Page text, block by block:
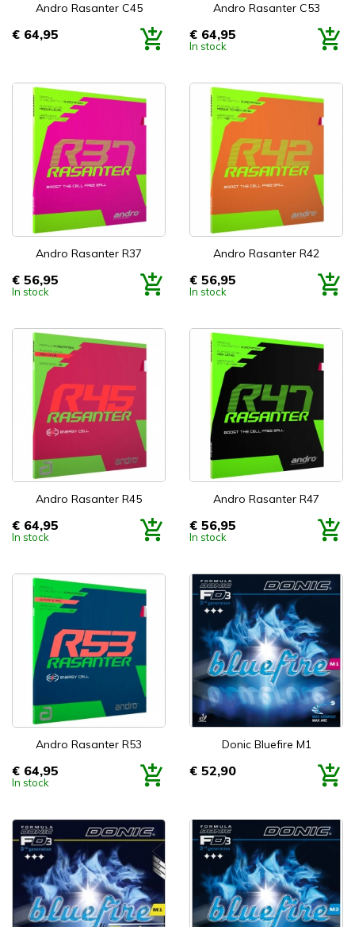
Andro Rasanter C45
Prijs
€ 64,95
Andro Rasanter C53
Prijs
€ 64,95
In stock
Andro Rasanter R37
Prijs
€ 56,95
In stock
Andro Rasanter R42
Prijs
€ 56,95
In stock
Andro Rasanter R45
Prijs
€ 64,95
In stock
Andro Rasanter R47
Prijs
€ 56,95
In stock
Andro Rasanter R53
Prijs
€ 64,95
In stock
Donic Bluefire M1
Prijs
€ 52,90